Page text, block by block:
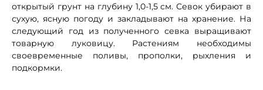
открытый грунт на глубину 1,0-1,5 см. Севок убирают в
сухую, ясную погоду и закладывают на хранение. На
следующий год из полученного севка выращивают
товарную луковицу. Растениям необходимы
своевременные поливы, прополки, рыхления и
подкормки.